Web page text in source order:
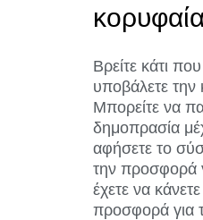
Βρείτε κάτι
υποβάλετε
Μπορείτε να
δημοπρασία
αφήσετε το
την προσφορά
έχετε να
προσφορά για